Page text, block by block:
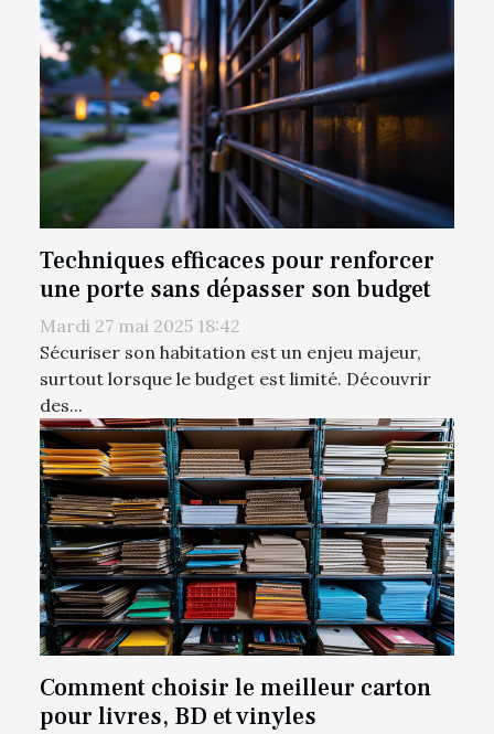
Techniques efficaces pour renforcer
une porte sans dépasser son budget
Mardi 27 mai 2025 18:42
Sécuriser son habitation est un enjeu majeur,
surtout lorsque le budget est limité. Découvrir
des...
Comment choisir le meilleur carton
pour livres, BD et vinyles